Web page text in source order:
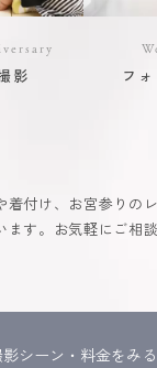
影 フ
着付け、お宮参りの
ます。お気軽にご相談
シーン・料金をみる